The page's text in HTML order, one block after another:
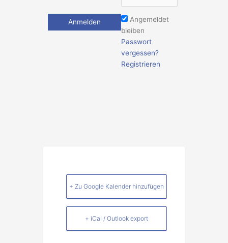
Angemeldet
bleiben
Passwort
vergessen?
Registrieren
+ Zu Google Kalender hinzufügen
+ iCal / Outlook export